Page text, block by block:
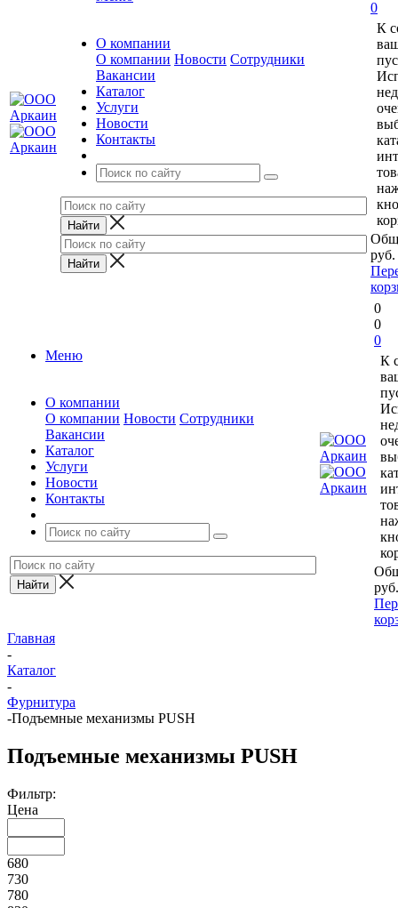
О компании
О компании Новости Сотрудники
Вакансии
Каталог
Услуги
Новости
Контакты
0
К
руб.
Меню
О компании
О компании Новости Сотрудники
Вакансии
Каталог
Услуги
Новости
Контакты
0
0
0
К
руб.
Главная
-
Каталог
-
Фурнитура
-Подъемные механизмы PUSH
Подъемные механизмы PUSH
Фильтр:
Цена
680
730
780